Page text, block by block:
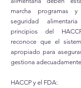
marcha programas
seguridad
principios del
reconoce que el
apropiado para
gestiona
HACCP y el FDA: